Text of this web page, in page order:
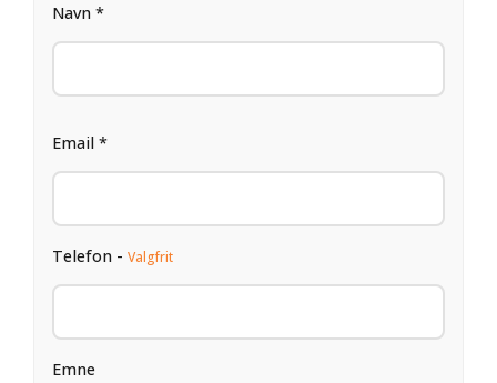
Navn *
Email *
Telefon - Valgfrit
Emne